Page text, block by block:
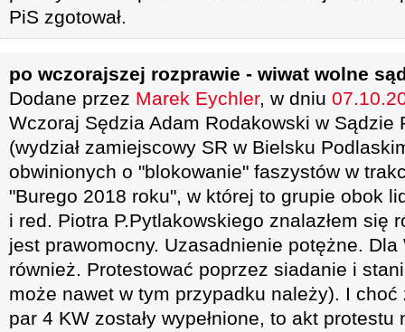
PiS zgotował.
po wczorajszej rozprawie - wiwat wolne
Dodane przez Marek Eychler, w dniu
Wczoraj Sędzia Adam Rodakowski w Sądzie
(wydział zamiejscowy SR w Bielsku
obwinionych o "blokowanie" faszystów w
"Burego 2018 roku", w której to grupie obok
i red. Piotra P.Pytlakowskiego znalazłem się
jest prawomocny. Uzasadnienie potężne.
również. Protestować poprzez siadanie i
może nawet w tym przypadku należy). I
par 4 KW zostały wypełnione, to akt protestu